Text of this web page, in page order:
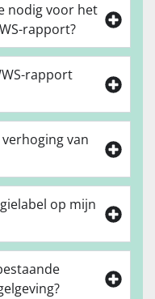
nodig voor het
rapport?
rapport
van
op mijn